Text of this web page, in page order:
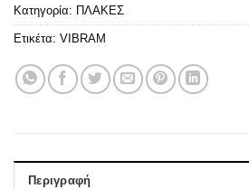
Κατηγορία: ΠΛΑΚΕΣ
Ετικέτα: VIBRAM
Περιγραφή